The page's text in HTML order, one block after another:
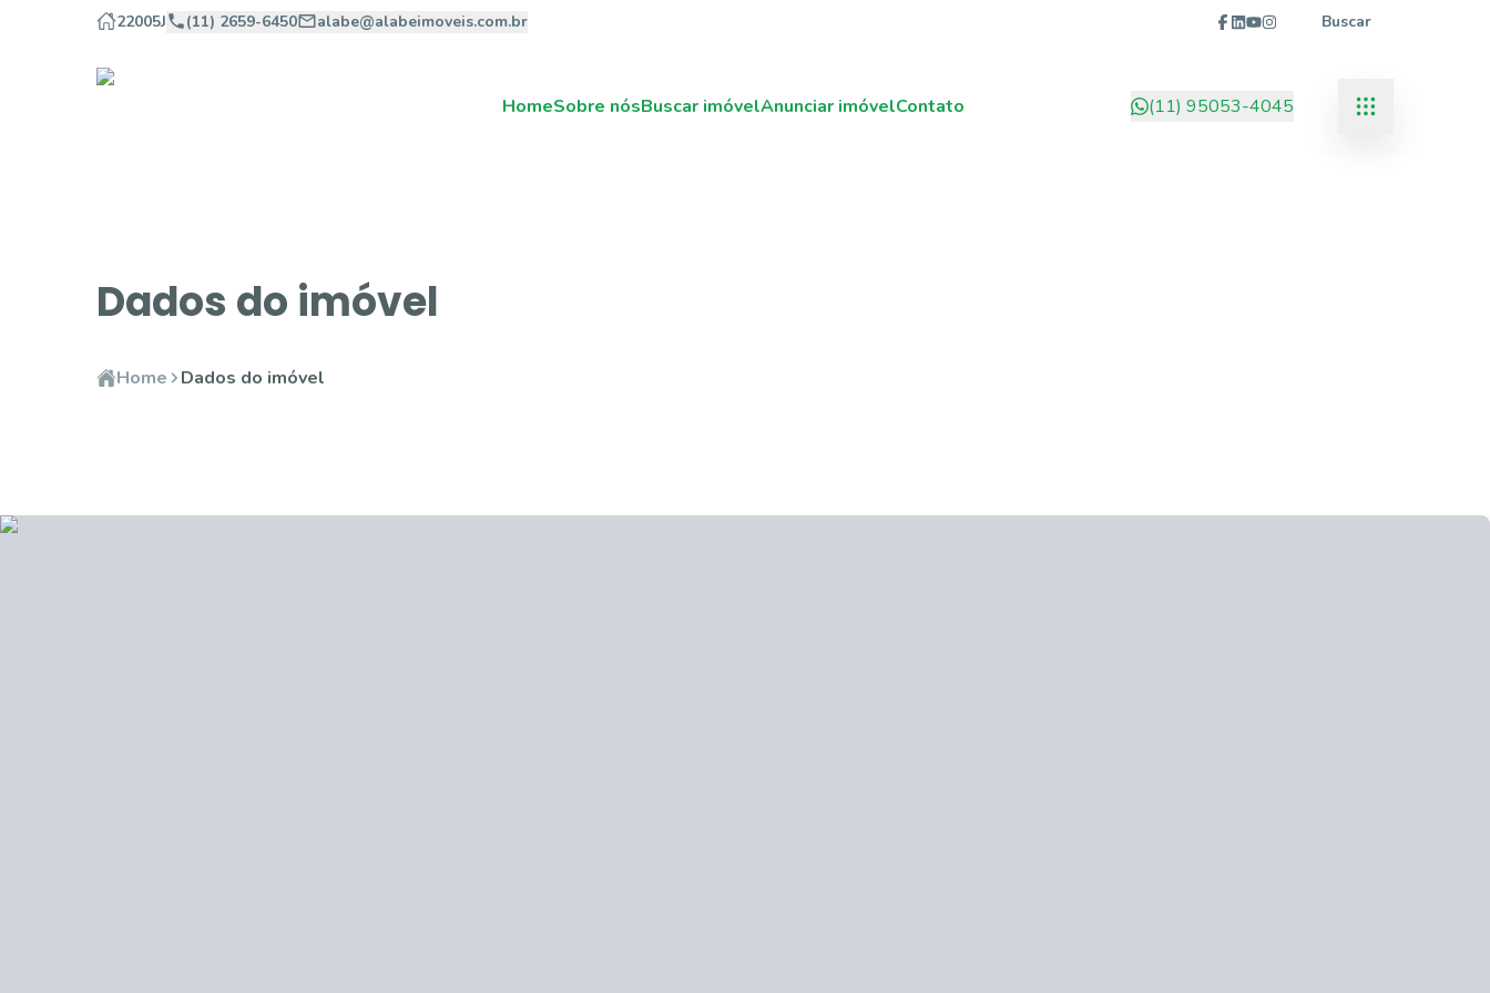
22005J (11) 2659-6450 alabe@alabeimoveis.com.br Buscar
HomeSobre nósBuscar imóvelAnunciar imóvelContato (11) 95053-4045
Dados do imóvel
Home Dados do imóvel